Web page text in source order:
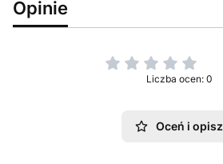
Opinie
Liczba ocen: 0
Oceń i opisz